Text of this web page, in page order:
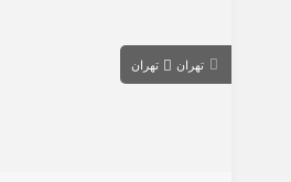
تهران تهران